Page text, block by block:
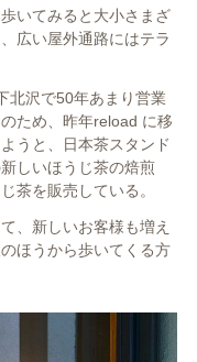
いてみると大小さまざ
広い屋外通路にはテラ
北沢で50年あまり営業
ため、昨年reload に移
うと、日本茶スタンド
しいほうじ茶の焙煎
茶を販売している。
、新しいお客様も増え
ほうから歩いてくる方